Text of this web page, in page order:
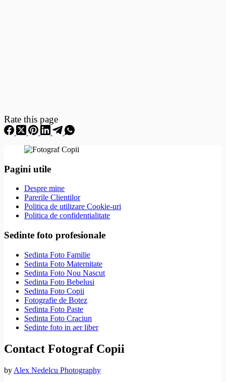
Rate this page
Pagini utile
Despre mine
Parerile Clientilor
Politica de utilizare Cookie-uri
Politica de confidentialitate
Sedinte foto profesionale
Sedinta Foto Familie
Sedinta Foto Maternitate
Sedinta Foto Nou Nascut
Sedinta Foto Bebelusi
Sedinta Foto Copii
Fotografie de Botez
Sedinta Foto Paste
Sedinta Foto Craciun
Sedinte foto in aer liber
Contact Fotograf Copii
by Alex Nedelcu Photography